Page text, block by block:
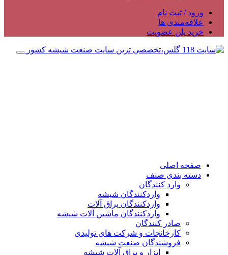
ورود / ثبت نام
علاقه‌مندی ها
خرید پلن عضویت
صفحه اصلی
دسته بندی صنف
وارد کنندگان
واردکنندگان شیشه
واردکنندگان یراق آلات
واردکنندگان ماشین آلات شیشه
صادر کنندگان
کارخانجات و شرکت های تولیدی
فروشندگان صنعت شیشه
ابزار و یراق آلات شیشه